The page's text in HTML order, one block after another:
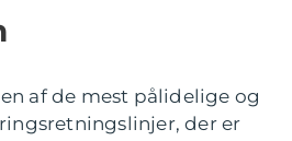
en af de mest pålidelige og
der er